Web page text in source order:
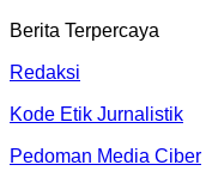
Berita Terpercaya
Redaksi
Kode Etik Jurnalistik
Pedoman Media Ciber